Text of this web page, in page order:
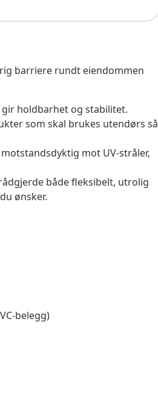
barriere rundt eiendommen
holdbarhet og stabilitet.
som skal brukes utendørs så
mot UV-stråler,
både fleksibelt, utrolig
ønsker.
belegg)